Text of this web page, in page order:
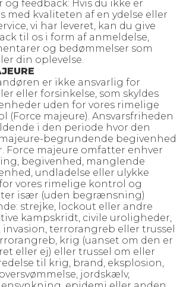
og feedback: Hvis du ikke er
med kvaliteten af en ydelse eller
vi har leveret, kan du give
til os i form af anmeldelse,
og bedømmelser som
din oplevelse.
er ikke ansvarlig for
eller forsinkelse, som skyldes
uden for vores rimelige
(Force majeure). Ansvarsfriheden
i den periode hvor den
begrundende begivenhed
Force majeure omfatter enhver
begivenhed, manglende
undladelse eller ulykke
vores rimelige kontrol og
især (uden begrænsning)
strejke, lockout eller andre
kampskridt, civile uroligheder,
invasion, terrorangreb eller trussel
krig (uanset om den er
eller ej) eller trussel om eller
til krig, brand, eksplosion,
jordskælv,